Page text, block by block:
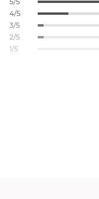
4/5
3/5
2/5
1/5